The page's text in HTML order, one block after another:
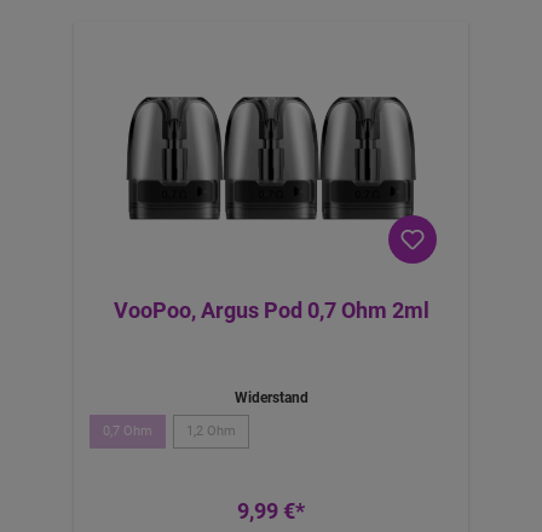
VooPoo, Argus Pod 0,7 Ohm 2ml
Widerstand
0,7 Ohm 1,2 Ohm
9,99 €*